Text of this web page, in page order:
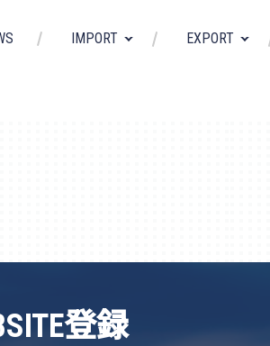
IMPORT EXPORT
登録